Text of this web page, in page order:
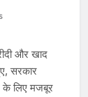
और खाद
सरकार
के लिए मजबूर